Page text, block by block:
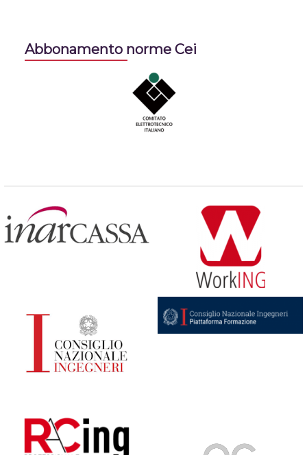
Abbonamento norme Cei